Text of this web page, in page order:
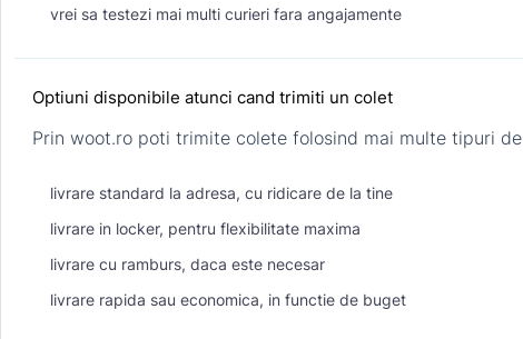
vrei sa testezi mai multi curieri fara angajamente
Optiuni disponibile atunci cand trimiti un colet
Prin woot.ro poti trimite colete folosind mai multe tipuri
livrare standard la adresa, cu ridicare de la tine
livrare in locker, pentru flexibilitate maxima
livrare cu ramburs, daca este necesar
livrare rapida sau economica, in functie de buget